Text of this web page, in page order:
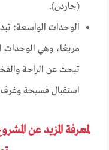
(جاردن).
مربعًا، وهي الوحدات
تبحث عن الراحة
استقبال فسيحة
لمعرفة المزيد عن